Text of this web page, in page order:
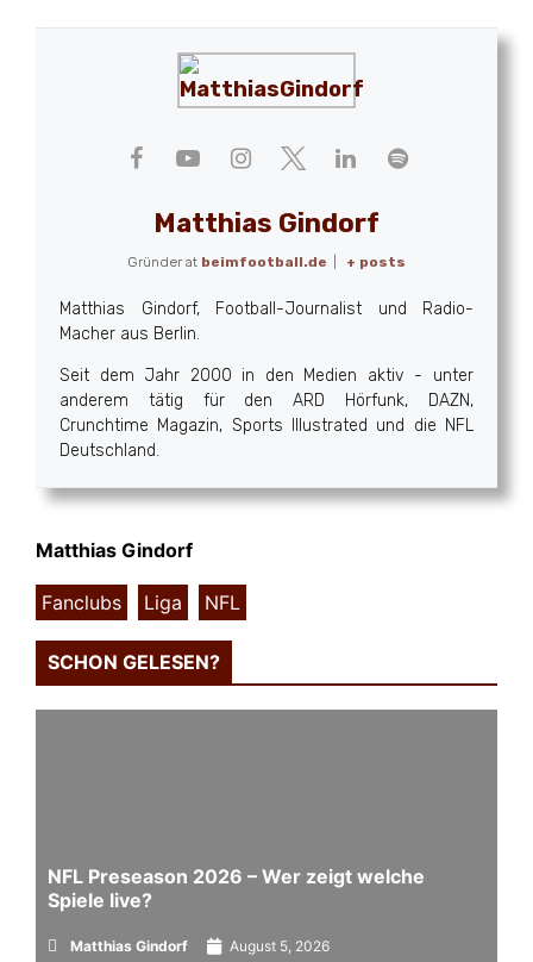
Matthias Gindorf
Gründer at beimfootball.de + posts
Matthias Gindorf, Football-Journalist und Radio-
Macher aus Berlin.
Seit dem Jahr 2000 in den Medien aktiv - unter
anderem tätig für den ARD Hörfunk, DAZN,
Crunchtime Magazin, Sports Illustrated und die NFL
Deutschland.
Matthias Gindorf
Fanclubs Liga NFL
SCHON GELESEN?
NFL Preseason 2026 – Wer zeigt welche
Spiele live?
Matthias Gindorf August 5, 2026